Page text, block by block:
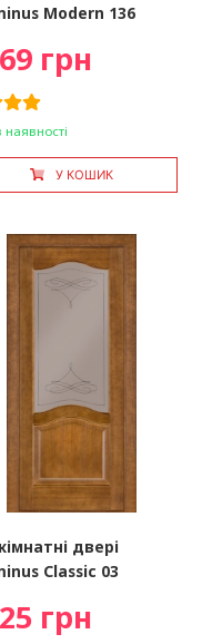
Modern 136
грн
наявності
У КОШИК
двері
Classic 03
грн